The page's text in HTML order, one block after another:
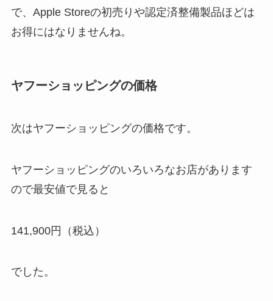
で、Apple Storeの初売りや認定済整備製品ほどは
お得にはなりませんね。
ヤフーショッピングの価格
次はヤフーショッピングの価格です。
ヤフーショッピングのいろいろなお店があります
ので最安値で見ると
141,900円（税込）
でした。